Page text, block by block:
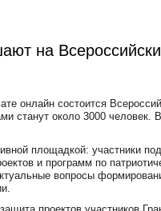
на
онлайн состоится
станут около 3000 человек.
площадкой: участники
и программ по
вопросы